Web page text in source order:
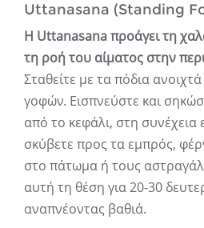
Uttanasana (Standing
Η Uttanasana προάγει τη
τη ροή του αίματος στην
Σταθείτε με τα πόδια
γοφών. Εισπνεύστε και
από το κεφάλι, στη συνέχεια
σκύβετε προς τα εμπρός,
στο πάτωμα ή τους
αυτή τη θέση για 20-30
αναπνέοντας βαθιά.